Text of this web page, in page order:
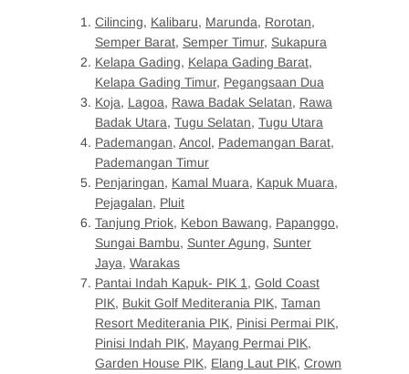
Cilincing, Kalibaru, Marunda, Rorotan,
Semper Barat, Semper Timur, Sukapura
Kelapa Gading, Kelapa Gading Barat,
Kelapa Gading Timur, Pegangsaan Dua
Koja, Lagoa, Rawa Badak Selatan, Rawa
Badak Utara, Tugu Selatan, Tugu Utara
Pademangan, Ancol, Pademangan Barat,
Pademangan Timur
Penjaringan, Kamal Muara, Kapuk Muara,
Pejagalan, Pluit
Tanjung Priok, Kebon Bawang, Papanggo,
Sungai Bambu, Sunter Agung, Sunter
Jaya, Warakas
Pantai Indah Kapuk- PIK 1 , Gold Coast
PIK, Bukit Golf Mediterania PIK, Taman
Resort Mediterania PIK, Pinisi Permai PIK,
Pinisi Indah PIK, Mayang Permai PIK,
Garden House PIK, Elang Laut PIK, Crown